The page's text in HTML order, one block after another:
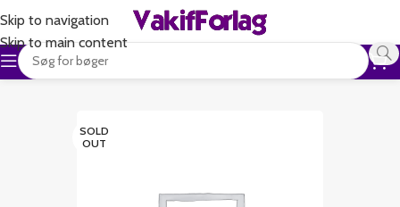
Skip to navigation
Skip to main content
SOLD
OUT